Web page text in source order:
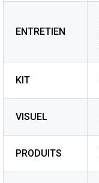
ENTRETIEN
KIT
VISUEL
PRODUITS